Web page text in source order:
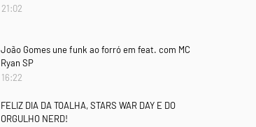
21:02
João Gomes une funk ao forró em feat. com MC
Ryan SP
16:22
FELIZ DIA DA TOALHA, STARS WAR DAY E DO
ORGULHO NERD!